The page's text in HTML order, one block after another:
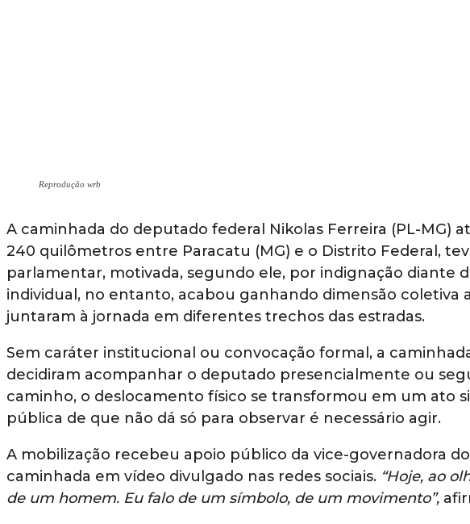
Reprodução wrb
A caminhada do deputado federal Nikolas Ferreira (PL-MG)
240 quilômetros entre Paracatu (MG) e o Distrito Federal,
parlamentar, motivada, segundo ele, por indignação diante
individual, no entanto, acabou ganhando dimensão coletiva
juntaram à jornada em diferentes trechos das estradas.
Sem caráter institucional ou convocação formal, a
decidiram acompanhar o deputado presencialmente ou
caminho, o deslocamento físico se transformou em um ato
pública de que não dá só para observar é necessário agir.
A mobilização recebeu apoio público da vice-governadora
caminhada em vídeo divulgado nas redes sociais. “Hoje, ao
de um homem. Eu falo de um símbolo, de um movimento”,